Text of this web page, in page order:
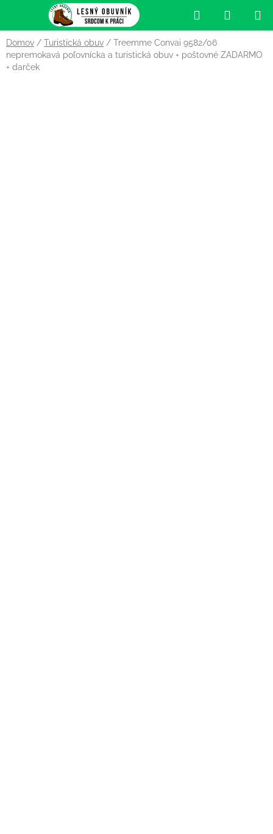
obsah
Hľadať
KOŠÍK
Domov / Turistická obuv / Treemme Convai 9582/06
nepremokavá poľovnícka a turistická obuv + poštovné ZADARMO
+ darček